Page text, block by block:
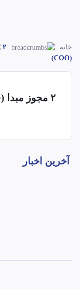
خانه
(COO)
۲ مجوز مبدا (COO)
آخرین اخبار